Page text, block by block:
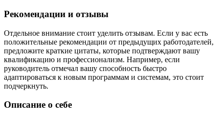
Рекомендации и отзывы
Отдельное внимание стоит уделить отзывам. Если у вас есть
положительные рекомендации от предыдущих работодателей,
предложите краткие цитаты, которые подтверждают вашу
квалификацию и профессионализм. Например, если
руководитель отмечал вашу способность быстро
адаптироваться к новым программам и системам, это стоит
подчеркнуть.
Описание о себе